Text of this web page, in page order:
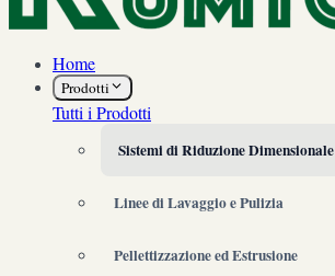
Home
Prodotti
Tutti i Prodotti
Sistemi di Riduzione Dimensionale
Linee di Lavaggio e Pulizia
Pellettizzazione ed Estrusione